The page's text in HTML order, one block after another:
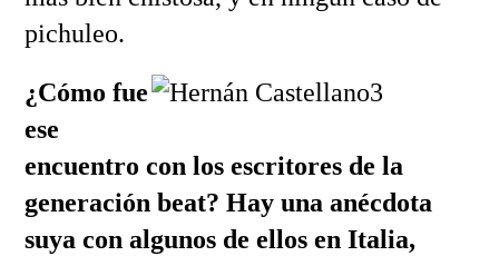
pichuleo.
¿Cómo fue
ese
encuentro con los escritores de la
generación beat? Hay una anécdota
suya con algunos de ellos en Italia,